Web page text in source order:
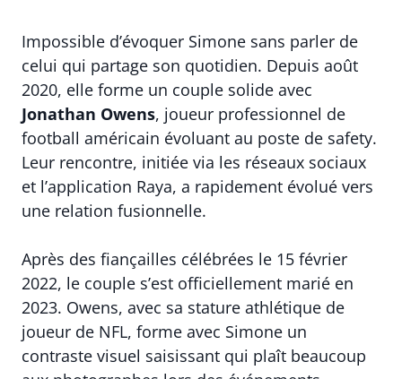
Impossible d’évoquer Simone sans parler de
celui qui partage son quotidien. Depuis août
2020, elle forme un couple solide avec
Jonathan Owens, joueur professionnel de
football américain évoluant au poste de safety.
Leur rencontre, initiée via les réseaux sociaux
et l’application Raya, a rapidement évolué vers
une relation fusionnelle.
Après des fiançailles célébrées le 15 février
2022, le couple s’est officiellement marié en
2023. Owens, avec sa stature athlétique de
joueur de NFL, forme avec Simone un
contraste visuel saisissant qui plaît beaucoup